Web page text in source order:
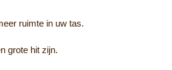
ruimte in uw tas.
grote hit zijn.